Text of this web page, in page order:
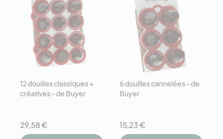
12 douilles classiques +
créatives - de Buyer
29,58 €
6 douilles cannelées - de
Buyer
15,23 €